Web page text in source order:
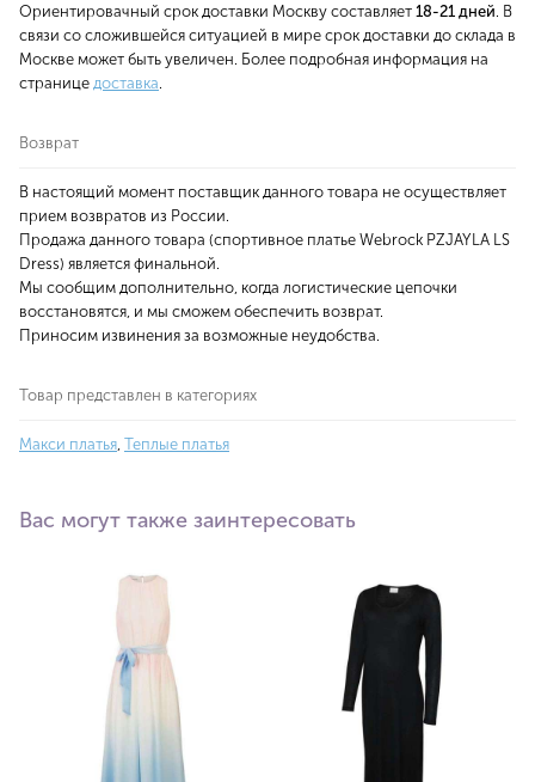
Ориентировачный срок доставки Москву составляет 18-21 дней. В
связи со сложившейся ситуацией в мире срок доставки до склада в
Москве может быть увеличен. Более подробная информация на
странице доставка.
Возврат
В настоящий момент поставщик данного товара не осуществляет
прием возвратов из России.
Продажа данного товара (спортивное платье Webrock PZJAYLA LS
Dress) является финальной.
Мы сообщим дополнительно, когда логистические цепочки
восстановятся, и мы сможем обеспечить возврат.
Приносим извинения за возможные неудобства.
Товар представлен в категориях
Макси платья, Теплые платья
Вас могут также заинтересовать